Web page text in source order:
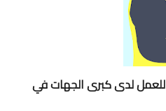
مطلوب Landscape Engineer للعمل لدى كبرى الجهات في